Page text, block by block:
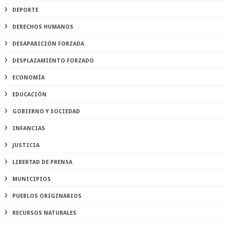
DEPORTE
DERECHOS HUMANOS
DESAPARICIÓN FORZADA
DESPLAZAMIENTO FORZADO
ECONOMÍA
EDUCACIÓN
GOBIERNO Y SOCIEDAD
INFANCIAS
JUSTICIA
LIBERTAD DE PRENSA
MUNICIPIOS
PUEBLOS ORIGINARIOS
RECURSOS NATURALES